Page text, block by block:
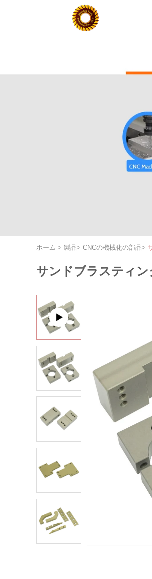
ホーム > 製品> CNCの機械化の部品>
サンドブラスティン